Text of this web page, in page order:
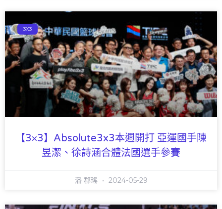
3X3
【3×3】Absolute3x3本週開打 亞運國手陳
昱潔、徐詩涵合體法國選手參賽
潘 郡瑤 2024-05-29